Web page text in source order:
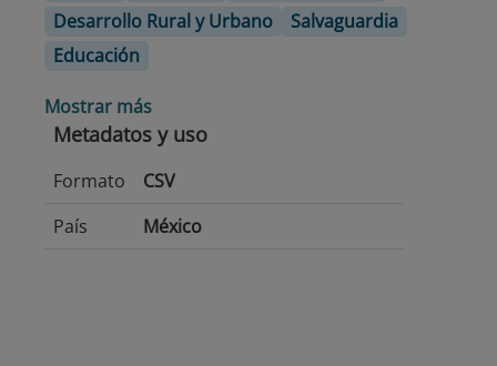
Desarrollo Rural y Urbano
Salvaguardia
Educación
Mostrar más
Metadatos y uso
Formato
CSV
País
México